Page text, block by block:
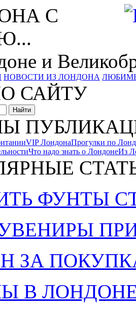
С
и
НОВОСТИ ИЗ ЛОНДОНА
САЙТУ
VIP ЛондонаПрогулки по
Что надо знать о ЛондонеИз
ФУНТЫ
ЗА
В ЛОНДОНЕ